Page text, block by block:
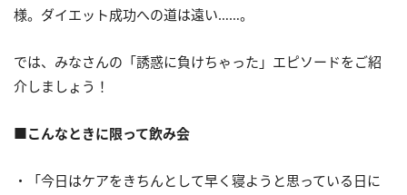
様。ダイエット成功への道は遠い……。
では、みなさんの「誘惑に負けちゃった」エピソードをご紹
介しましょう！
■こんなときに限って飲み会
・「今日はケアをきちんとして早く寝ようと思っている日に